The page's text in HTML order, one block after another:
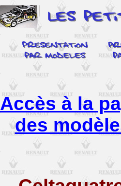
Accès à la
des